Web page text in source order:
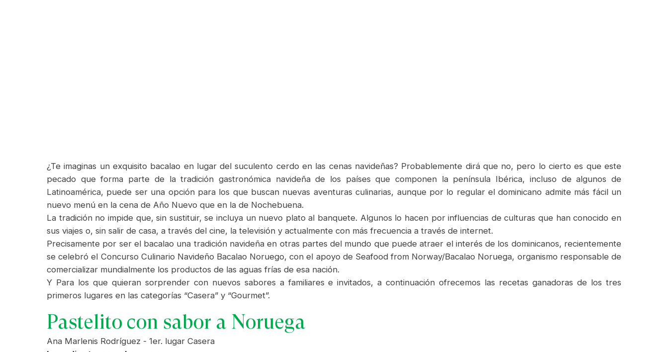
¿Te imaginas un exquisito bacalao en lugar del suculento cerdo en las cenas navideñas? Probablemente dirá que no, pero lo cierto es que este
pecado que forma parte de la tradición gastronómica navideña de los países que componen la península Ibérica, incluso de algunos de
Latinoamérica, puede ser una opción para los que buscan nuevas aventuras culinarias, aunque por lo regular el dominicano admite más fácil un
nuevo menú en la cena de Año Nuevo que en la de Nochebuena.
La tradición no impide que, sin sustituir, se incluya un nuevo plato al banquete. Algunos lo hacen por influencias de culturas que han conocido en
sus viajes o, sin salir de casa, a través del cine, la televisión y actualmente con más frecuencia a través de internet.
Precisamente por ser el bacalao una tradición navideña en otras partes del mundo que puede atraer el interés de los dominicanos, recientemente
se celebró el Concurso Culinario Navideño Bacalao Noruego, con el apoyo de Seafood from Norway/Bacalao Noruega, organismo responsable de
comercializar mundialmente los productos de las aguas frías de esa nación.
Y Para los que quieran sorprender con nuevos sabores a familiares e invitados, a continuación ofrecemos las recetas ganadoras de los tres
primeros lugares en las categorías “Casera” y “Gourmet”.
Pastelito con sabor a Noruega
Ana Marlenis Rodríguez - 1er. lugar Casera